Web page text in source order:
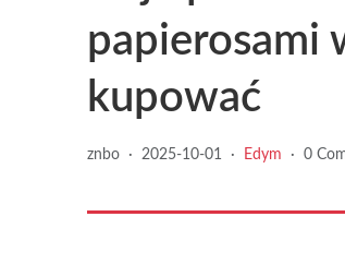
papierosami
kupować
znbo · 2025-10-01 · Edym · 0